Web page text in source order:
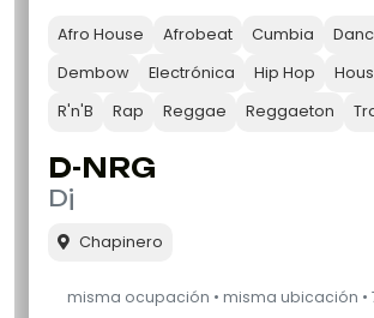
Afro House Afrobeat Cumbia
Dembow
Electrónica Hip Hop
R'n'B
Rap Reggae Reggaeton
D-NRG
Dj
Chapinero
misma ocupación • misma ubicación •